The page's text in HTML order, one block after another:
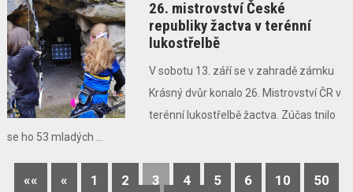
26. mistrovství České
republiky žactva v terénní
lukostřelbě
V sobotu 13. září se v zahradě zámku
Krásný dvůr konalo 26. Mistrovství ČR v
terénní lukostřelbě žactva. Zúčas tnilo
se ho 53 mladých ...
«« « 1 2 3 4 5 6 10
50